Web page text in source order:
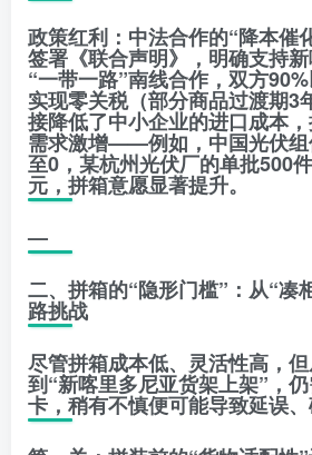
政策红利：中法合作的“降本催
签署《联合声明》，明确支持
“一带一路”南线合作，双方
实现零关税（部分商品过渡期3
接降低了中小企业的进口成本
需求激增——例如，中国光伏组
至0，某杭州光伏厂的单批500
元，拼箱意愿显著提升。
—
二、拼箱的“隐形门槛”：从“凑
路挑战
尽管拼箱成本低、灵活性高，
到“新喀里多尼亚货架上架”，
卡，稍有不慎便可能导致延误、